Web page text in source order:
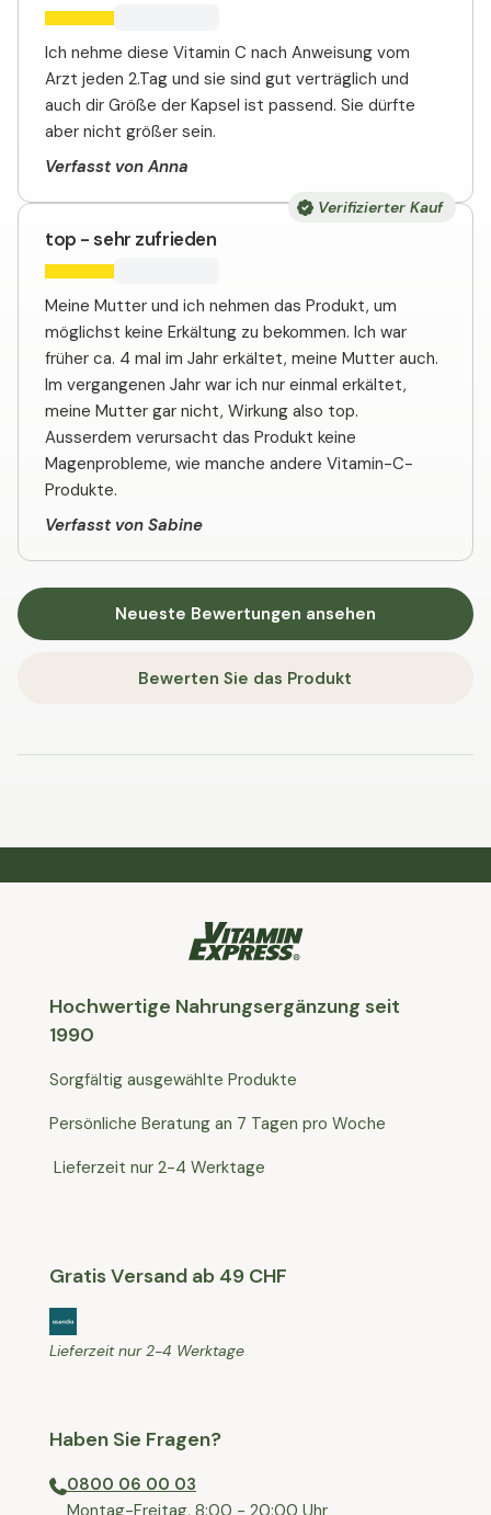
Ich nehme diese Vitamin C nach Anweisung vom
Arzt jeden 2.Tag und sie sind gut verträglich und
auch dir Größe der Kapsel ist passend. Sie dürfte
aber nicht größer sein.
Verfasst von Anna
Verifizierter Kauf
top - sehr zufrieden
Meine Mutter und ich nehmen das Produkt, um
möglichst keine Erkältung zu bekommen. Ich war
früher ca. 4 mal im Jahr erkältet, meine Mutter auch.
Im vergangenen Jahr war ich nur einmal erkältet,
meine Mutter gar nicht, Wirkung also top.
Ausserdem verursacht das Produkt keine
Magenprobleme, wie manche andere Vitamin-C-
Produkte.
Verfasst von Sabine
Neueste Bewertungen ansehen
Bewerten Sie das Produkt
Hochwertige Nahrungsergänzung seit
1990
Sorgfältig ausgewählte Produkte
Persönliche Beratung an 7 Tagen pro Woche
Lieferzeit nur 2-4 Werktage
Gratis Versand ab 49 CHF
Lieferzeit nur 2-4 Werktage
Haben Sie Fragen?
0800 06 00 03